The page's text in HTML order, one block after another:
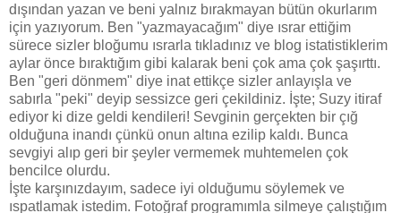
dışından yazan ve beni yalnız bırakmayan bütün okurlarım
için yazıyorum. Ben "yazmayacağım" diye ısrar ettiğim
sürece sizler bloğumu ısrarla tıkladınız ve blog istatistiklerim
aylar önce bıraktığım gibi kalarak beni çok ama çok şaşırttı.
Ben "geri dönmem" diye inat ettikçe sizler anlayışla ve
sabırla "peki" deyip sessizce geri çekildiniz. İşte; Suzy itiraf
ediyor ki dize geldi kendileri! Sevginin gerçekten bir çığ
olduğuna inandı çünkü onun altına ezilip kaldı. Bunca
sevgiyi alıp geri bir şeyler vermemek muhtemelen çok
bencilce olurdu.
İşte karşınızdayım, sadece iyi olduğumu söylemek ve
ıspatlamak istedim. Fotoğraf programımla silmeye çalıştığım